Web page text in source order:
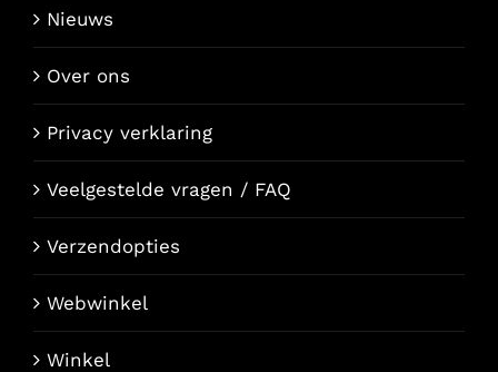
Nieuws
Over ons
Privacy verklaring
Veelgestelde vragen / FAQ
Verzendopties
Webwinkel
Winkel